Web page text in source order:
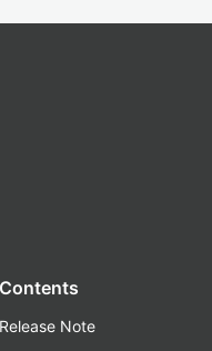
Contents
Release Note